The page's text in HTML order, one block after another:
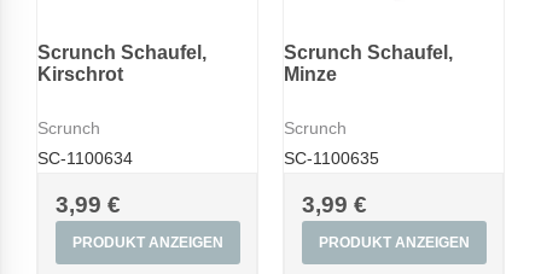
Scrunch Schaufel,
Kirschrot
Scrunch
SC-1100634
3,99 €
PRODUKT ANZEIGEN
Scrunch Schaufel,
Minze
Scrunch
SC-1100635
3,99 €
PRODUKT ANZEIGEN